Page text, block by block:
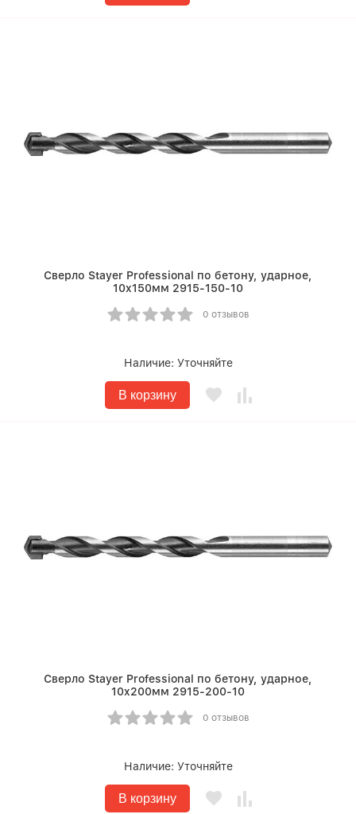
Сверло Stayer Professional по бетону, ударное,
10x150мм 2915-150-10
0 отзывов
Наличие: Уточняйте
В корзину
Сверло Stayer Professional по бетону, ударное,
10x200мм 2915-200-10
0 отзывов
Наличие: Уточняйте
В корзину